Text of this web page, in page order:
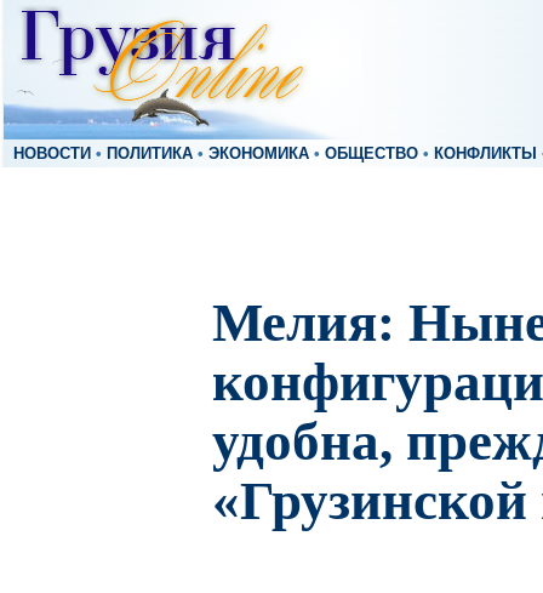
НОВОСТИ • ПОЛИТИКА • ЭКОНОМИКА • ОБЩЕСТВО • КОНФЛИКТЫ
Мелия:
удобна,